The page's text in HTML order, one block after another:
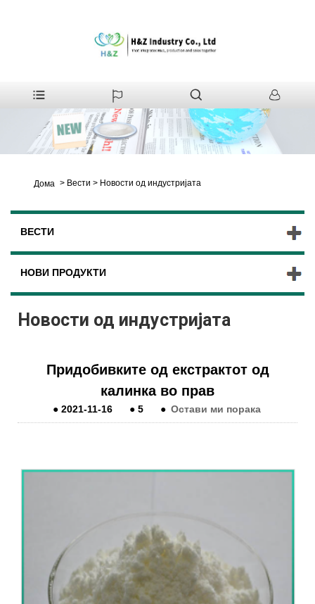
Дома > Вести > Новости од индустријата
ВЕСТИ
НОВИ ПРОДУКТИ
Новости од индустријата
Придобивките од екстрактот од
калинка во прав
● 2021-11-16 ● 5 ● Остави ми порака